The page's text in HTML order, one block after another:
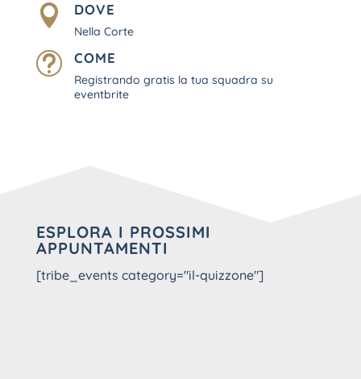
 DOVE
Nella Corte
t COME
Registrando gratis la tua squadra su
eventbrite
ESPLORA I PROSSIMI
APPUNTAMENTI
[tribe_events category="il-quizzone"]